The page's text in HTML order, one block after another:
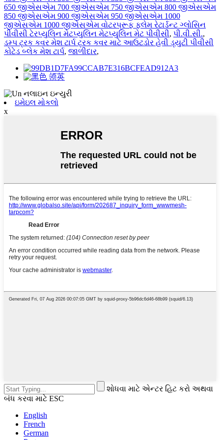
650 જીએસએમ 700 જીએસએમ 750 જીએસએમ 800 જીએસએમ
850 જીએસએમ 900 જીએસએમ 950 જીએસએમ 1000
જીએસએમ 1000 જીએસએમ વોટરપ્રૂફ ફ્લેમ રેટાર્ડન્ટ ગ્લોસિન
પીવીસી ટેરપ્યુલિન મેટપ્યુલિન મેટપ્યુલિન મેટ પીવીસી, પી.વી.સી.,
ડમ્પ ટ્રક કવર મેશ ટાર્પ ટ્રક કવર માટે આઉટડોર હેવી ડ્યુટી પીવીસી
કોટેડ બ્લેક મેશ ટાર્પ, જાળીદાર,
ઇમેઇલ મોકલો
x
શોધવા માટે એન્ટર હિટ કરો અથવા
બંધ કરવા માટે ESC
English
French
German